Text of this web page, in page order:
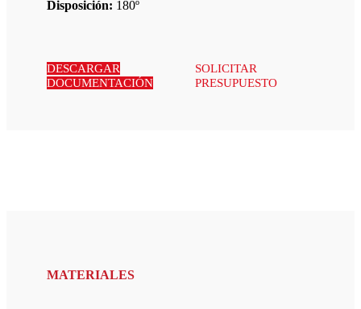
Disposición: 180º
DESCARGAR
DOCUMENTACIÓN
SOLICITAR
PRESUPUESTO
MATERIALES